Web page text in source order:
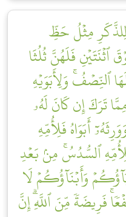
مِثۡلُ حَظِّ
فَلَهُنَّ ثُلُثَا
ٱلنِّصۡفُۚ وَلِأَبَوَيۡهِ
تَرَكَ إِن كَانَ لَهُۥ
أَبَوَاهُ فَلِأُمِّهِ
ٱلسُّدُسُۚ مِنۢ بَعۡدِ
وَأَبۡنَآؤُكُمۡ لَا
فَرِيضَةٗ مِّنَ ٱللَّهِۗ إِنَّ